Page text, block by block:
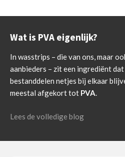
Wat is PVA eigenlijk?
In wasstrips – die van ons, maar
aanbieders – zit een ingrediënt
bestanddelen netjes bij elkaar
meestal afgekort tot PVA.
Lees de volledige blog